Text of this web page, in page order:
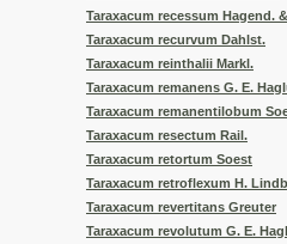
Taraxacum recessum Hagend.
Taraxacum recurvum Dahlst.
Taraxacum reinthalii Markl.
Taraxacum remanens G. E.
Taraxacum remanentilobum
Taraxacum resectum Rail.
Taraxacum retortum Soest
Taraxacum retroflexum H.
Taraxacum revertitans Greuter
Taraxacum revolutum G. E.